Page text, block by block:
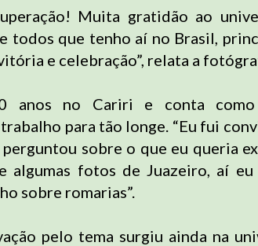
Muita gratidão ao
todos que tenho aí no Brasil,
e celebração”, relata a
anos no Cariri e conta
para tão longe. “Eu fui
sobre o que eu queria
algumas fotos de Juazeiro, aí eu
sobre romarias”.
pelo tema surgiu ainda na